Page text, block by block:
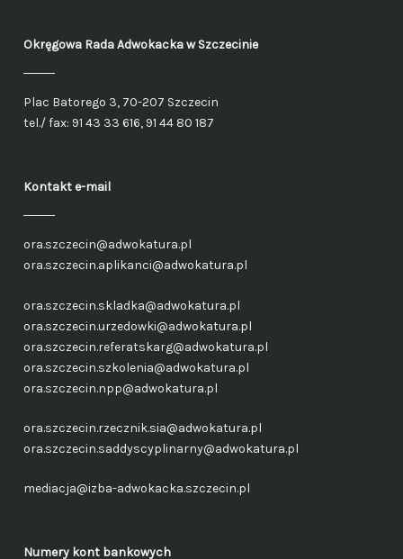
Okręgowa Rada Adwokackaw Szczecinie
Plac Batorego 3, 70-207 Szczecin
tel./ fax: 91 43 33 616, 91 44 80 187
Kontakt e-mail
ora.szczecin@adwokatura.pl
ora.szczecin.aplikanci@adwokatura.pl
ora.szczecin.skladka@adwokatura.pl
ora.szczecin.urzedowki@adwokatura.pl
ora.szczecin.referatskarg@adwokatura.pl
ora.szczecin.szkolenia@adwokatura.pl
ora.szczecin.npp@adwokatura.pl
ora.szczecin.rzecznik.sia@adwokatura.pl
ora.szczecin.saddyscyplinarny@adwokatura.pl
mediacja@izba-adwokacka.szczecin.pl
Numery kont bankowych